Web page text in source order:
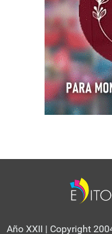
Año XXII | Copyright